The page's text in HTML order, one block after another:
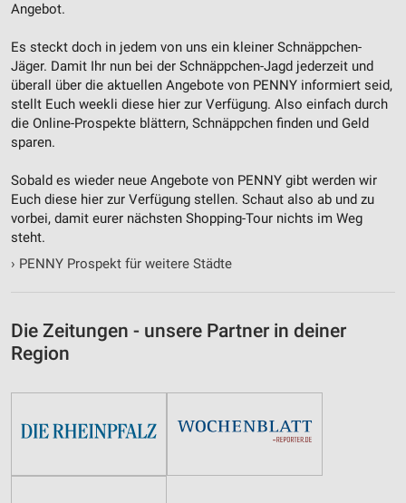
Angebot.
Es steckt doch in jedem von uns ein kleiner Schnäppchen-
Jäger. Damit Ihr nun bei der Schnäppchen-Jagd jederzeit und
überall über die aktuellen Angebote von PENNY informiert seid,
stellt Euch weekli diese hier zur Verfügung. Also einfach durch
die Online-Prospekte blättern, Schnäppchen finden und Geld
sparen.
Sobald es wieder neue Angebote von PENNY gibt werden wir
Euch diese hier zur Verfügung stellen. Schaut also ab und zu
vorbei, damit eurer nächsten Shopping-Tour nichts im Weg
steht.
› PENNY Prospekt für weitere Städte
Die Zeitungen - unsere Partner in deiner
Region